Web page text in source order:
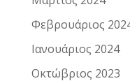
Φεβρουάριος
Ιανουάριος 2024
Οκτώβριος 2023